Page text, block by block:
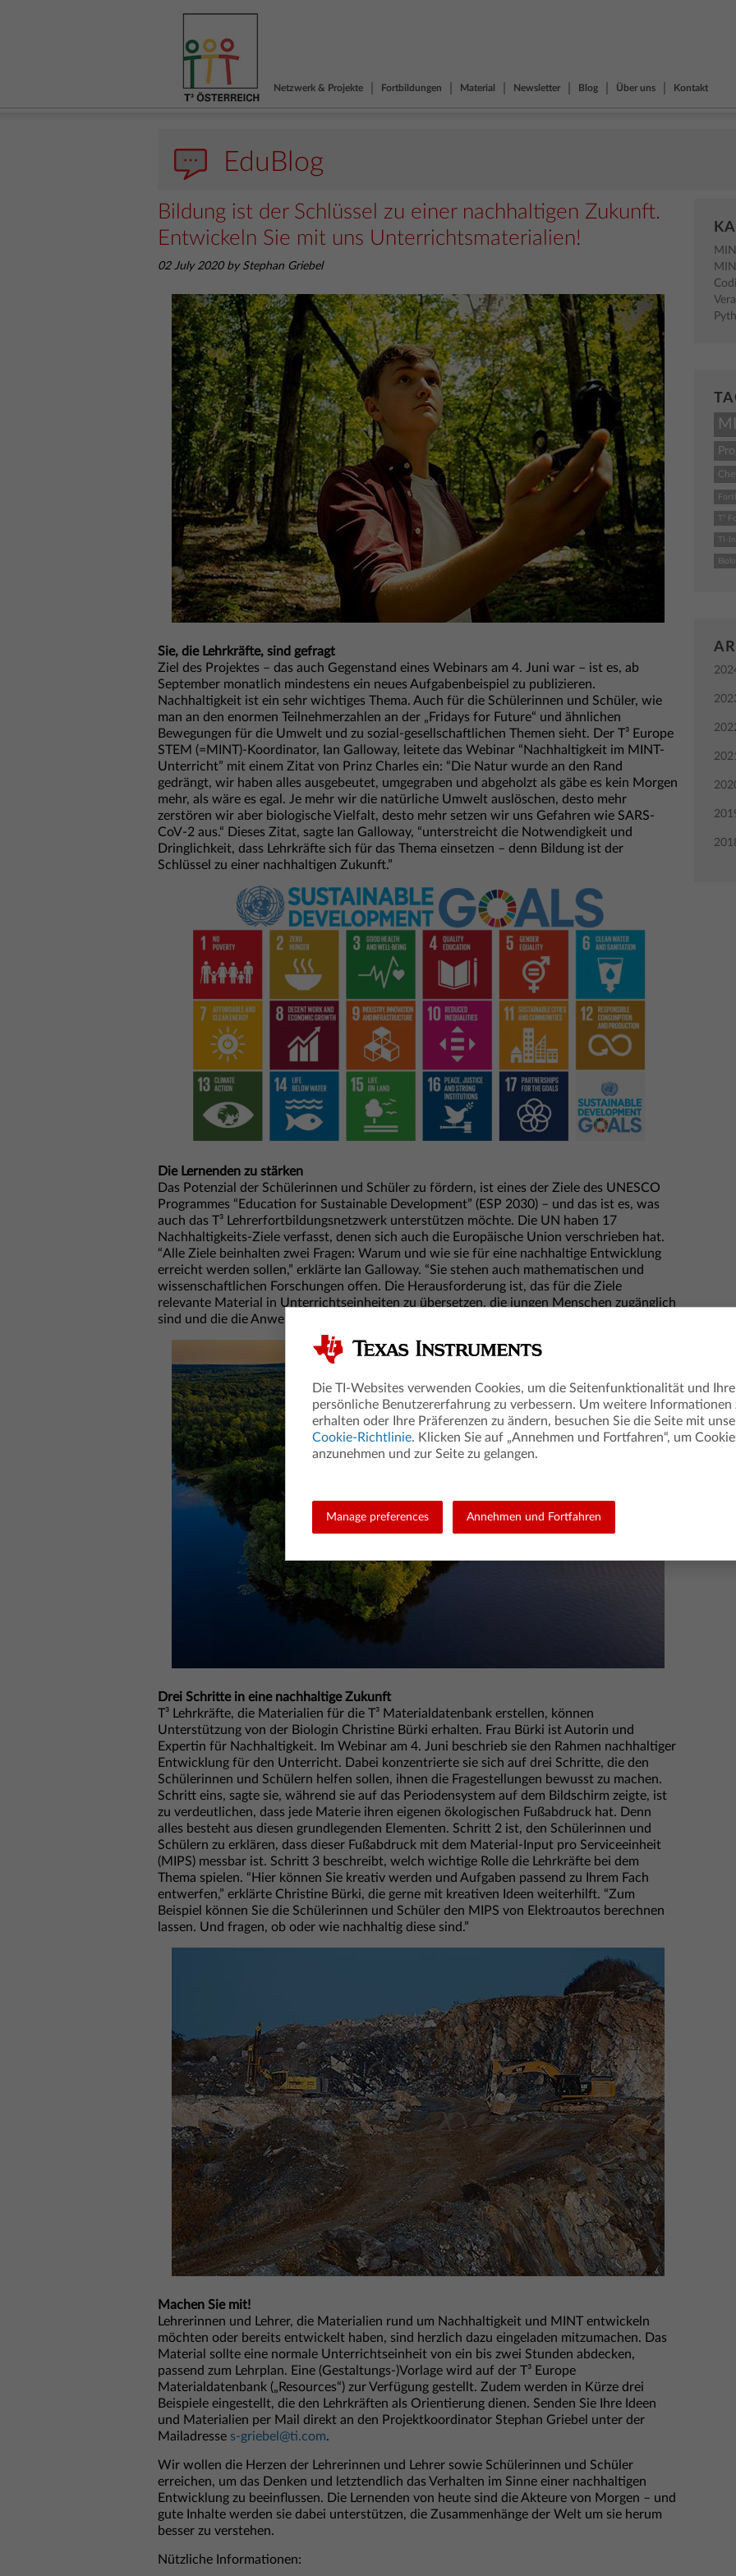
Netzwerk & Projekte Fortbildungen Material Newsletter Blog Über uns Kontakt
EduBlog
Bildung ist der Schlüssel zu einer nachhaltigen Zukunft.
Entwickeln Sie mit uns Unterrichtsmaterialien!
02 July 2020 by Stephan Griebel
Sie, die Lehrkräfte, sind gefragt
Ziel des Projektes – das auch Gegenstand eines Webinars am 4. Juni war – ist es, ab
September monatlich mindestens ein neues Aufgabenbeispiel zu publizieren.
Nachhaltigkeit ist ein sehr wichtiges Thema. Auch für die Schülerinnen und Schüler, wie
man an den enormen Teilnehmerzahlen an der „Fridays for Future“ und ähnlichen
Bewegungen für die Umwelt und zu sozial-gesellschaftlichen Themen sieht. Der T³ Europe
STEM (=MINT)-Koordinator, Ian Galloway, leitete das Webinar “Nachhaltigkeit im MINT-
Unterricht” mit einem Zitat von Prinz Charles ein: “Die Natur wurde an den Rand
gedrängt, wir haben alles ausgebeutet, umgegraben und abgeholzt als gäbe es kein Morgen
mehr, als wäre es egal. Je mehr wir die natürliche Umwelt auslöschen, desto mehr
zerstören wir aber biologische Vielfalt, desto mehr setzen wir uns Gefahren wie SARS-
CoV-2 aus.“ Dieses Zitat, sagte Ian Galloway, “unterstreicht die Notwendigkeit und
Dringlichkeit, dass Lehrkräfte sich für das Thema einsetzen – denn Bildung ist der
Schlüssel zu einer nachhaltigen Zukunft.”
Die Lernenden zu stärken
Das Potenzial der Schülerinnen und Schüler zu fördern, ist eines der Ziele des UNESCO
Programmes “Education for Sustainable Development” (ESP 2030) – und das ist es, was
auch das T³ Lehrerfortbildungsnetzwerk unterstützen möchte. Die UN haben 17
Nachhaltigkeits-Ziele verfasst, denen sich auch die Europäische Union verschrieben hat.
“Alle Ziele beinhalten zwei Fragen: Warum und wie sie für eine nachhaltige Entwicklung
erreicht werden sollen,” erklärte Ian Galloway. “Sie stehen auch mathematischen und
wissenschaftlichen Forschungen offen. Die Herausforderung ist, das für die Ziele
relevante Material in Unterrichtseinheiten zu übersetzen, die jungen Menschen zugänglich
sind und die die Anwendung der TI Technologie einbeziehen.”
Drei Schritte in eine nachhaltige Zukunft
T³ Lehrkräfte, die Materialien für die T³ Materialdatenbank erstellen, können
Unterstützung von der Biologin Christine Bürki erhalten. Frau Bürki ist Autorin und
Expertin für Nachhaltigkeit. Im Webinar am 4. Juni beschrieb sie den Rahmen nachhaltiger
Entwicklung für den Unterricht. Dabei konzentrierte sie sich auf drei Schritte, die den
Schülerinnen und Schülern helfen sollen, ihnen die Fragestellungen bewusst zu machen.
Schritt eins, sagte sie, während sie auf das Periodensystem auf dem Bildschirm zeigte, ist
zu verdeutlichen, dass jede Materie ihren eigenen ökologischen Fußabdruck hat. Denn
alles besteht aus diesen grundlegenden Elementen. Schritt 2 ist, den Schülerinnen und
Schülern zu erklären, dass dieser Fußabdruck mit dem Material-Input pro Serviceeinheit
(MIPS) messbar ist. Schritt 3 beschreibt, welch wichtige Rolle die Lehrkräfte bei dem
Thema spielen. “Hier können Sie kreativ werden und Aufgaben passend zu Ihrem Fach
entwerfen,” erklärte Christine Bürki, die gerne mit kreativen Ideen weiterhilft. “Zum
Beispiel können Sie die Schülerinnen und Schüler den MIPS von Elektroautos berechnen
lassen. Und fragen, ob oder wie nachhaltig diese sind.”
Machen Sie mit!
Lehrerinnen und Lehrer, die Materialien rund um Nachhaltigkeit und MINT entwickeln
möchten oder bereits entwickelt haben, sind herzlich dazu eingeladen mitzumachen. Das
Material sollte eine normale Unterrichtseinheit von ein bis zwei Stunden abdecken,
passend zum Lehrplan. Eine (Gestaltungs-)Vorlage wird auf der T³ Europe
Materialdatenbank („Resources“) zur Verfügung gestellt. Zudem werden in Kürze drei
Beispiele eingestellt, die den Lehrkräften als Orientierung dienen. Senden Sie Ihre Ideen
und Materialien per Mail direkt an den Projektkoordinator Stephan Griebel unter der
Mailadresse s-griebel@ti.com.
Wir wollen die Herzen der Lehrerinnen und Lehrer sowie Schülerinnen und Schüler
erreichen, um das Denken und letztendlich das Verhalten im Sinne einer nachhaltigen
Entwicklung zu beeinflussen. Die Lernenden von heute sind die Akteure von Morgen – und
gute Inhalte werden sie dabei unterstützen, die Zusammenhänge der Welt um sie herum
besser zu verstehen.
Nützliche Informationen:
T³
TI-
Die TI-Websites verwenden Cookies, um die Seitenfunktionalität und Ihre
persönliche Benutzererfahrung zu verbessern. Um weitere Informationen
erhalten oder Ihre Präferenzen zu ändern, besuchen Sie die Seite mit
Cookie-Richtlinie. Klicken Sie auf „Annehmen und Fortfahren“, um
anzunehmen und zur Seite zu gelangen.
Manage preferences Annehmen und Fortfahren